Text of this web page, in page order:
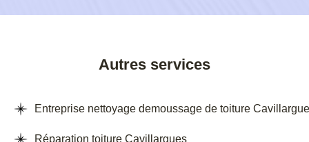
Autres services
Entreprise nettoyage demoussage de toiture
Réparation toiture Cavillargues